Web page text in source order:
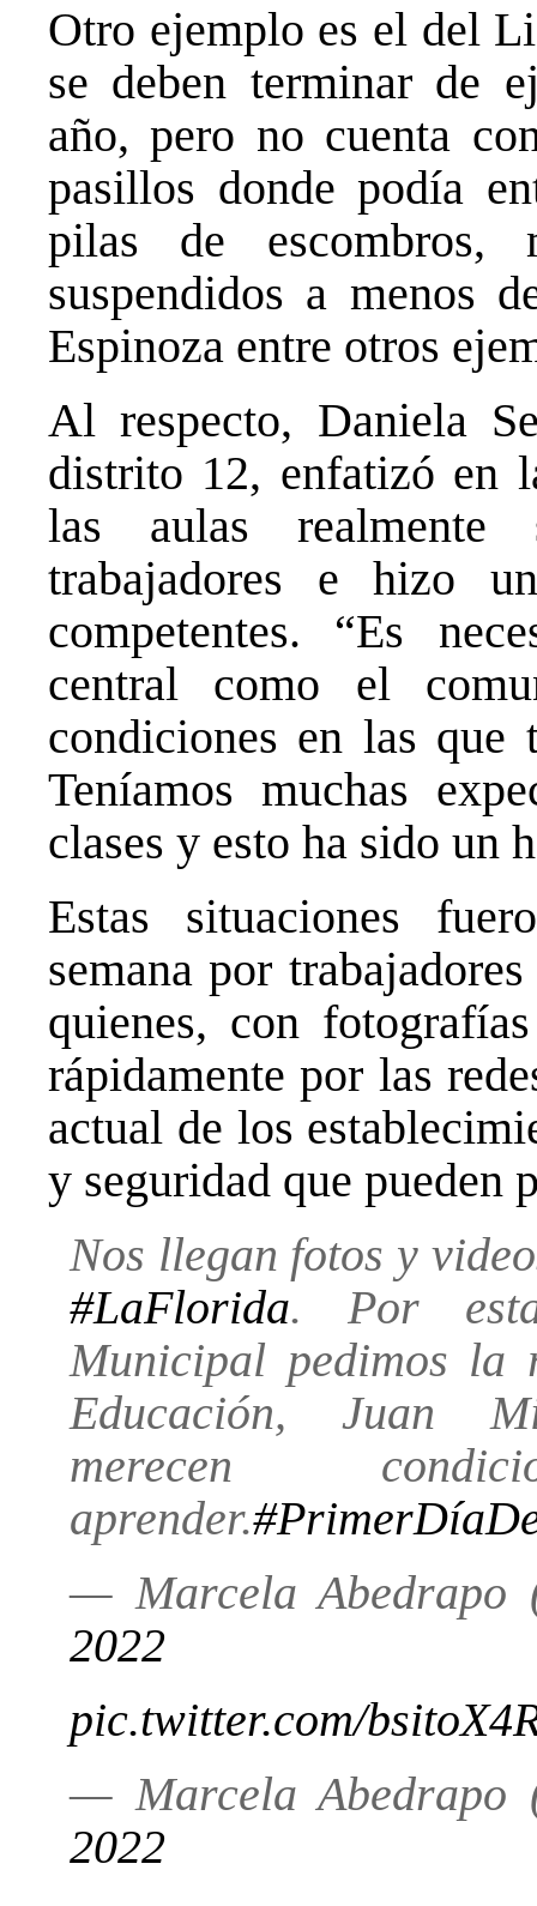
Otro ejemplo es el del
se deben terminar de
año, pero no cuenta
pasillos donde podía
pilas de escombros,
suspendidos a menos
Espinoza entre otros
Al respecto, Daniela
distrito 12, enfatizó en
las aulas realmente
trabajadores e hizo
competentes. “Es
central como el
condiciones en las que
Teníamos muchas
clases y esto ha sido un
Estas situaciones
semana por
quienes, con
rápidamente por las
actual de los
y seguridad que pueden
Nos llegan fotos y
#LaFlorida. Por
Municipal pedimos la
Educación, Juan
merecen
aprender.
— Marcela Abedrapo
2022
pic.twitter.com/
— Marcela Abedrapo
2022